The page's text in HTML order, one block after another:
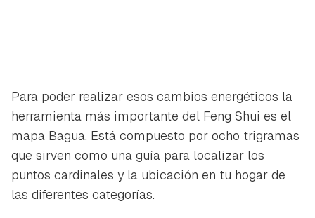
Para poder realizar esos cambios energéticos la
herramienta más importante del Feng Shui es el
mapa Bagua. Está compuesto por ocho trigramas
que sirven como una guía para localizar los
puntos cardinales y la ubicación en tu hogar de
las diferentes categorías.